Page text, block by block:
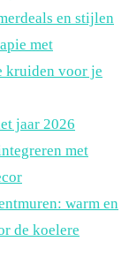
en stijlen
met
kruiden voor je
jaar 2026
met
warm en
de koelere